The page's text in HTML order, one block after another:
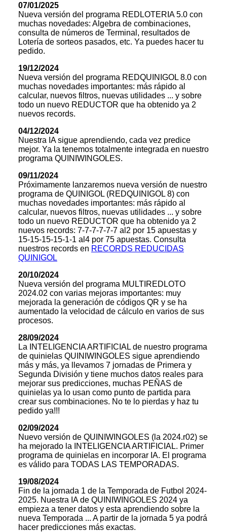
07/01/2025
Nueva versión del programa REDLOTERIA 5.0 con
muchas novedades: Algebra de combinaciones,
consulta de números de Terminal, resultados de
Lotería de sorteos pasados, etc. Ya puedes hacer tu
pedido.
19/12/2024
Nueva versión del programa REDQUINIGOL 8.0 con
muchas novedades importantes: más rápido al
calcular, nuevos filtros, nuevas utilidades ... y sobre
todo un nuevo REDUCTOR que ha obtenido ya 2
nuevos records.
04/12/2024
Nuestra IA sigue aprendiendo, cada vez predice
mejor. Ya la tenemos totalmente integrada en nuestro
programa QUINIWINGOLES.
09/11/2024
Próximamente lanzaremos nueva versión de nuestro
programa de QUINIGOL (REDQUINIGOL 8) con
muchas novedades importantes: más rápido al
calcular, nuevos filtros, nuevas utilidades ... y sobre
todo un nuevo REDUCTOR que ha obtenido ya 2
nuevos records: 7-7-7-7-7-7 al2 por 15 apuestas y
15-15-15-15-1-1 al4 por 75 apuestas. Consulta
nuestros records en RECORDS REDUCIDAS
QUINIGOL
20/10/2024
Nueva versión del programa MULTIREDLOTO
2024.02 con varias mejoras importantes: muy
mejorada la generación de códigos QR y se ha
aumentado la velocidad de cálculo en varios de sus
procesos.
28/09/2024
La INTELIGENCIA ARTIFICIAL de nuestro programa
de quinielas QUINIWINGOLES sigue aprendiendo
más y más, ya llevamos 7 jornadas de Primera y
Segunda División y tiene muchos datos reales para
mejorar sus predicciones, muchas PEÑAS de
quinielas ya lo usan como punto de partida para
crear sus combinaciones. No te lo pierdas y haz tu
pedido ya!!!
02/09/2024
Nuevo versión de QUINIWINGOLES (la 2024.r02) se
ha mejorado la INTELIGENCIA ARTIFICIAL. Primer
programa de quinielas en incorporar IA. El programa
es válido para TODAS LAS TEMPORADAS.
19/08/2024
Fin de la jornada 1 de la Temporada de Futbol 2024-
2025. Nuestra IA de QUINIWINGOLES 2024 ya
empieza a tener datos y esta aprendiendo sobre la
nueva Temporada ... A partir de la jornada 5 ya podrá
hacer predicciones más exactas.